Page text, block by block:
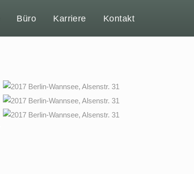
Büro Karriere Kontakt